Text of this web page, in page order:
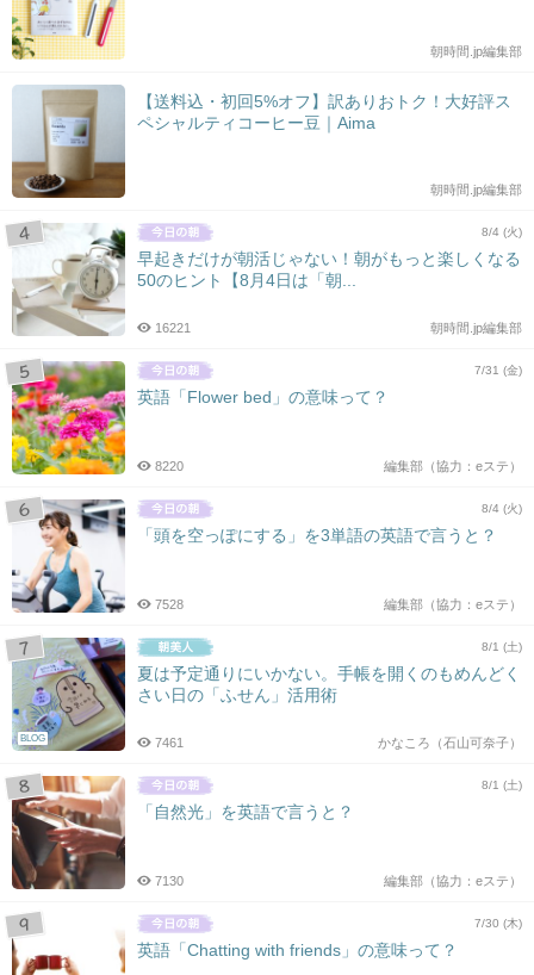
朝時間.jp編集部
【送料込・初回5%オフ】訳ありおトク！大好評ス
ペシャルティコーヒー豆｜Aima
朝時間.jp編集部
8/4 (火)
早起きだけが朝活じゃない！朝がもっと楽しくなる
50のヒント【8月4日は「朝...
朝時間.jp編集部
16221
7/31 (金)
英語「Flower bed」の意味って？
編集部（協力：eステ）
8220
8/4 (火)
「頭を空っぽにする」を3単語の英語で言うと？
編集部（協力：eステ）
7528
BLOG
8/1 (土)
夏は予定通りにいかない。手帳を開くのもめんどく
さい日の「ふせん」活用術
かなころ（石山可奈子）
7461
8/1 (土)
「自然光」を英語で言うと？
編集部（協力：eステ）
7130
7/30 (木)
英語「Chatting with friends」の意味って？